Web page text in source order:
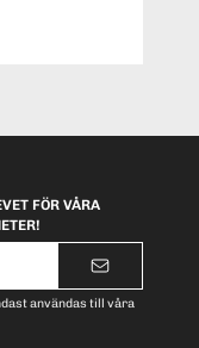
FÖR VÅRA
användas till våra